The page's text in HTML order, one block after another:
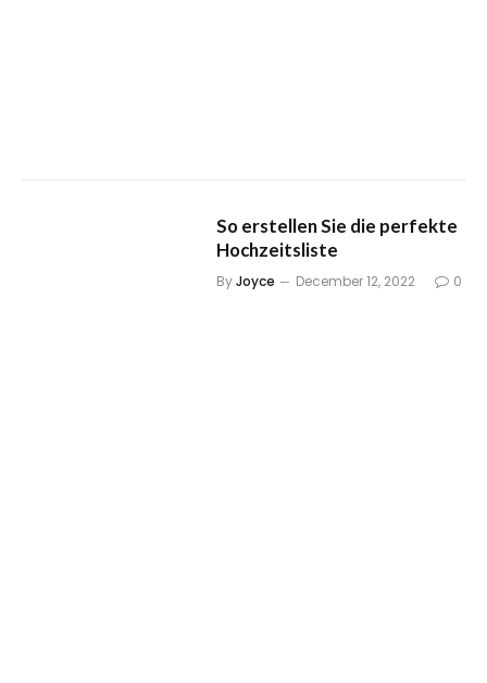
So erstellen Sie die perfekte
Hochzeitsliste
ByJoyce December 12, 2022 0